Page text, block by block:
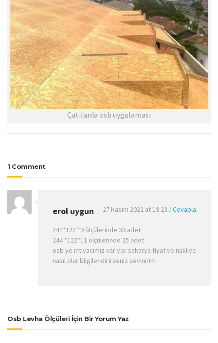
Çatılarda osb uygulaması
1 Comment
erol uygun 27 Kasım 2022 at 19:23 /Cevapla
244*122 *9 ölçülerinde 30 adet
244 *122*11 ölçülerinde 25 adet
osb ye ihtiyacımız var yer sakarya fiyat ve nakliye
nasıl olur bilgilendirirseniz sevinirim
Osb Levha Ölçüleri İçin Bir Yorum Yaz